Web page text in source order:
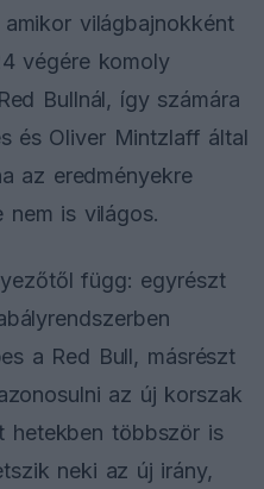
világbajnokként
végére komoly
Bullnál, így számára
és Oliver Mintzlaff által
az eredményekre
nem is világos.
függ: egyrészt
a Red Bull, másrészt
az új korszak
hetekben többször is
neki az új irány,